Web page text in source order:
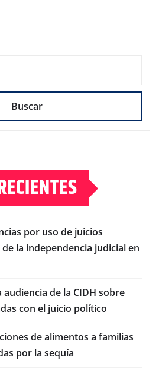
Buscar
por uso de juicios
la independencia judicial en
de la CIDH sobre
con el juicio político
de alimentos a familias
por la sequía